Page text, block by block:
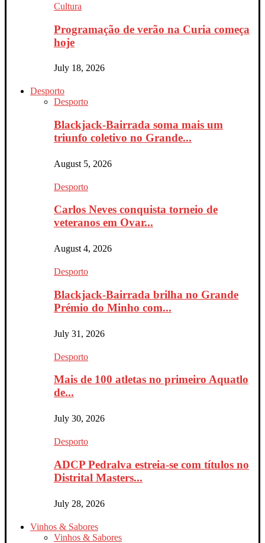
Cultura
Programação de verão na Curia começa
hoje
July 18, 2026
Desporto
Desporto
Blackjack-Bairrada soma mais um
triunfo coletivo no Grande...
August 5, 2026
Desporto
Carlos Neves conquista torneio de
veteranos em Ovar...
August 4, 2026
Desporto
Blackjack-Bairrada brilha no Grande
Prémio do Minho com...
July 31, 2026
Desporto
Mais de 100 atletas no primeiro Aquatlo
de...
July 30, 2026
Desporto
ADCP Pedralva estreia-se com títulos no
Distrital Masters...
July 28, 2026
Vinhos & Sabores
Vinhos & Sabores